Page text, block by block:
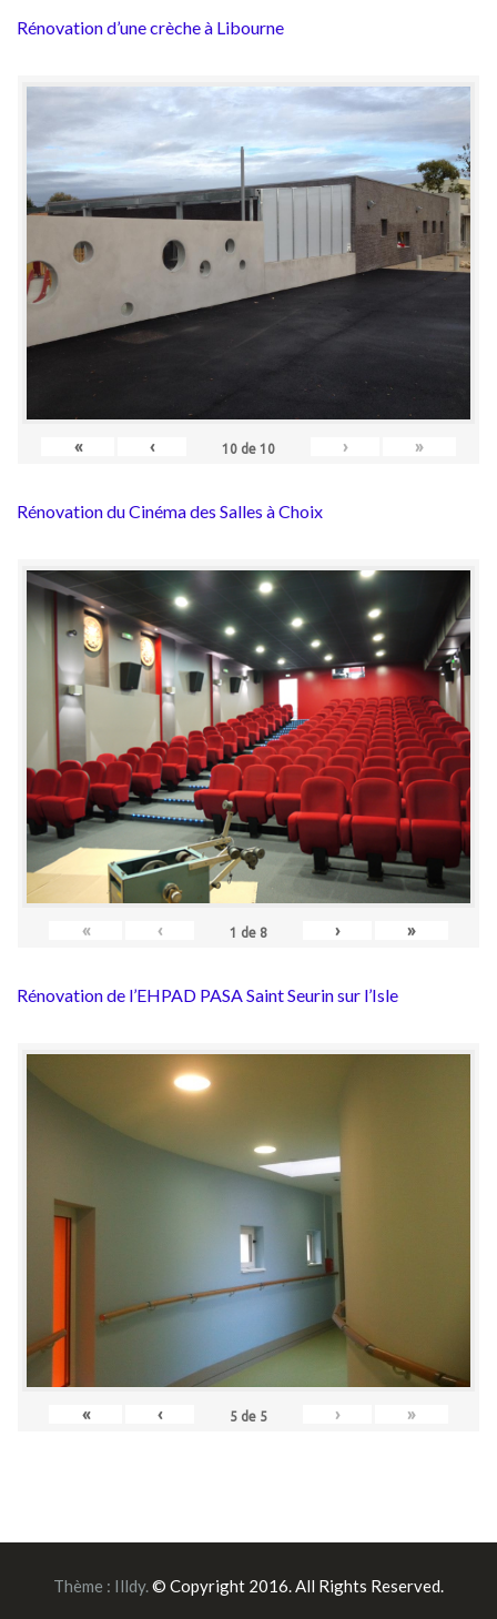
Rénovation d’une crèche à Libourne
« ‹ 10 de 10 › »
Rénovation du Cinéma des Salles à Choix
« ‹ 1 de 8 › »
Rénovation de l’EHPAD PASA Saint Seurin sur l’Isle
« ‹ 5 de 5 › »
Thème : Illdy.© Copyright 2016. All Rights Reserved.